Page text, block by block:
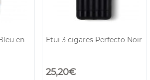
en
Etui 3 cigares Perfecto Noir
25,20€